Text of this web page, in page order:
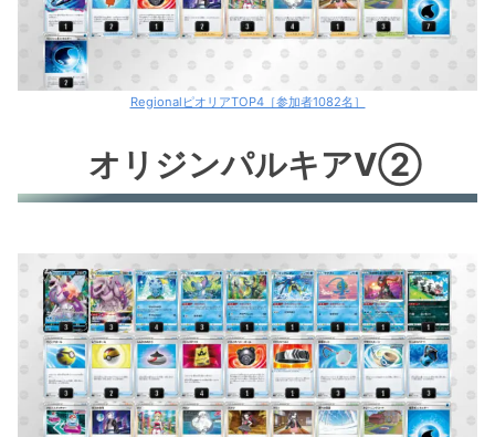
RegionalピオリアTOP4［参加者1082名］
オリジンパルキアV②